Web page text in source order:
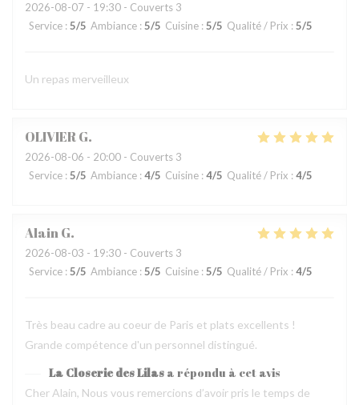
2026-08-07 - 19:30 - Couverts 3
Service : 5/5 Ambiance : 5/5 Cuisine : 5/5 Qualité / Prix : 5/5
Un repas merveilleux
OLIVIERG
2026-08-06 - 20:00 - Couverts 3
Service : 5/5 Ambiance : 4/5 Cuisine : 4/5 Qualité / Prix : 4/5
AlainG
2026-08-03 - 19:30 - Couverts 3
Service : 5/5 Ambiance : 5/5 Cuisine : 5/5 Qualité / Prix : 4/5
Très beau cadre au coeur de Paris et plats excellents !
Grande compétence d'un personnel distingué.
La Closerie des Lilas a répondu à cet avis
Cher Alain, Nous vous remercions d’avoir pris le temps de